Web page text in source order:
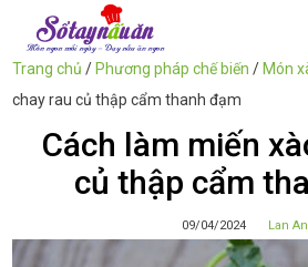
Trang chủ / Phương pháp chế biến / Món
chay rau củ thập cẩm thanh đạm
Cách làm miến
củ thập cẩm
09/04/2024 Lan